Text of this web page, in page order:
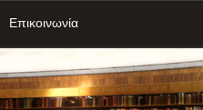
Επικοινωνία